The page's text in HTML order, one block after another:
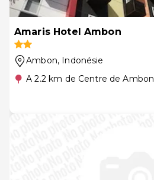
Amaris Hotel Ambon
Ambon, Indonésie
A 2.2 km de Centre de Ambon